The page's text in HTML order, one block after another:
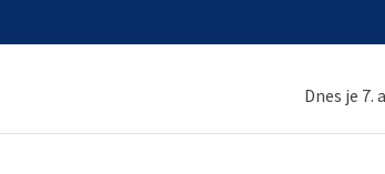
Dnes je 7.